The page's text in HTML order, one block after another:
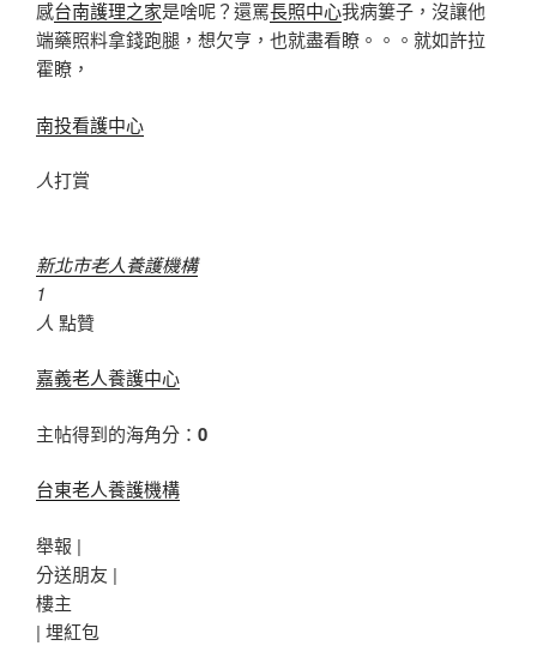
感台南護理之家是啥呢？還罵長照中心我病簍子，沒讓他
端藥照料拿錢跑腿，想欠亨，也就盡看瞭。。。就如許拉
霍瞭，
南投看護中心
人打賞
新北市老人養護機構
1
人 點贊
嘉義老人養護中心
主帖得到的海角分： 0
台東老人養護機構
舉報 |
分送朋友 |
樓主
| 埋紅包